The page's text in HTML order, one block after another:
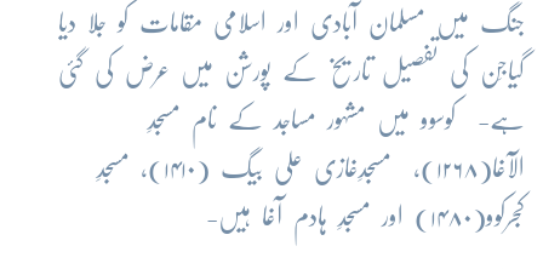
جنگ میں مسلمان آبادی اور اسلامی مقامات کو جلا دیا
گیاجِن کی تفصیل تاریخ کے پورشن میں عرض کی گئی
ہے- کوسوو میں مشہور مساجد کے نام مسجدِ
الآغا(۱۲۶۸)، مسجدِغازی علی بیگ (۱۴۱۰)، مسجدِ
کجرکوو(۱۴۸۰) اور مسجدِ ہادم آغا ہیں-